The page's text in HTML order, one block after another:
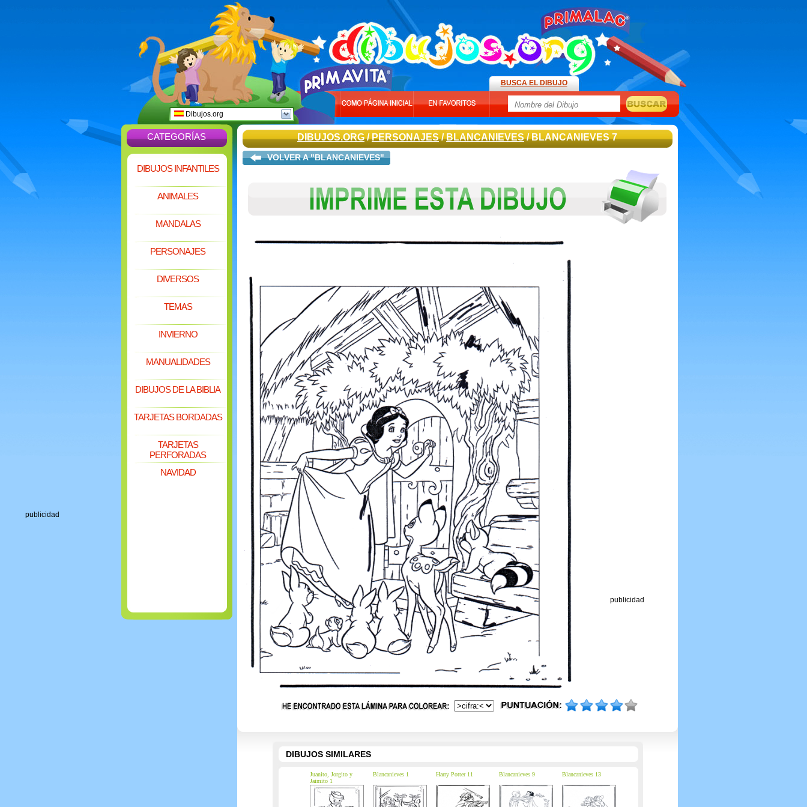
publicidad
Dibujos.org
BUSCA EL DIBUJO
CATEGORÍAS
DIBUJOS INFANTILES
ANIMALES
MANDALAS
PERSONAJES
DIVERSOS
TEMAS
INVIERNO
MANUALIDADES
DIBUJOS DE LA BIBLIA
TARJETAS BORDADAS
TARJETAS
PERFORADAS
NAVIDAD
DIBUJOS.ORG/PERSONAJES/BLANCANIEVES/ BLANCANIEVES 7
VOLVER A "BLANCANIEVES"
publicidad
DIBUJOS SIMILARES
Juanito, Jorgito y
Jaimito 1
Blancanieves 1 Harry Potter 11 Blancanieves 9 Blancanieves 13